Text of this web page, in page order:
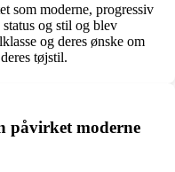
som moderne, progressiv
og stil og blev
og deres ønske om
tøjstil.
påvirket moderne